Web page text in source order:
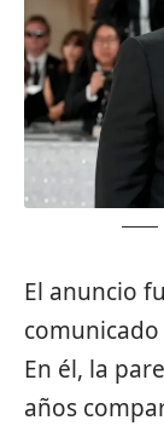
El anuncio
En él, la
años